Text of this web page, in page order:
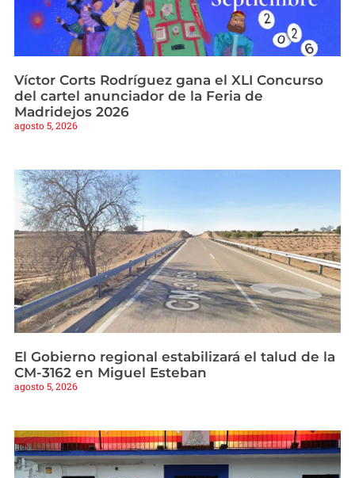
Víctor Corts Rodríguez gana el XLI Concurso
del cartel anunciador de la Feria de
Madridejos 2026
agosto 5, 2026
El Gobierno regional estabilizará el talud de la
CM-3162 en Miguel Esteban
agosto 5, 2026